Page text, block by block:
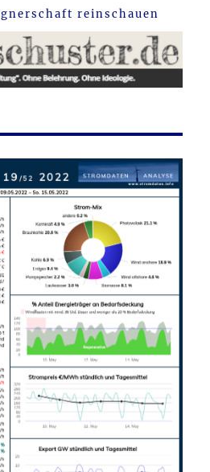
reinschauen